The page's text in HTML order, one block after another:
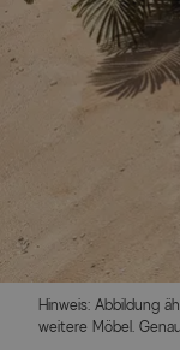
Hinweis: Abbildung
weitere Möbel.